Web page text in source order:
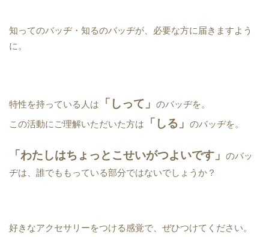
知ってのバッヂ・知るのバッヂが、必要な方に届きますよう
に。
特性を持っている人は 「しって」 のバッヂを。
この活動にご理解いただいた方は
「しる」 のバッヂを。
「わたしはちょっとこせいがつよいです」 のバッ
ヂは、誰でももっている部分ではないでしょうか？
好きなアクセサリーをつける感覚で、ぜひつけてください。